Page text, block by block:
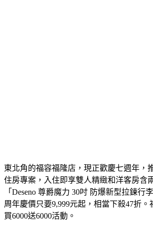
東北角的福容福隆店，現正歡慶七週年，
住房專案，入住即享雙人精緻和洋客房含
「Deseno 尊爵魔力 30吋 防爆新型拉鍊行
周年慶價只要9,999元起，相當下殺47折。
買6000送6000活動。